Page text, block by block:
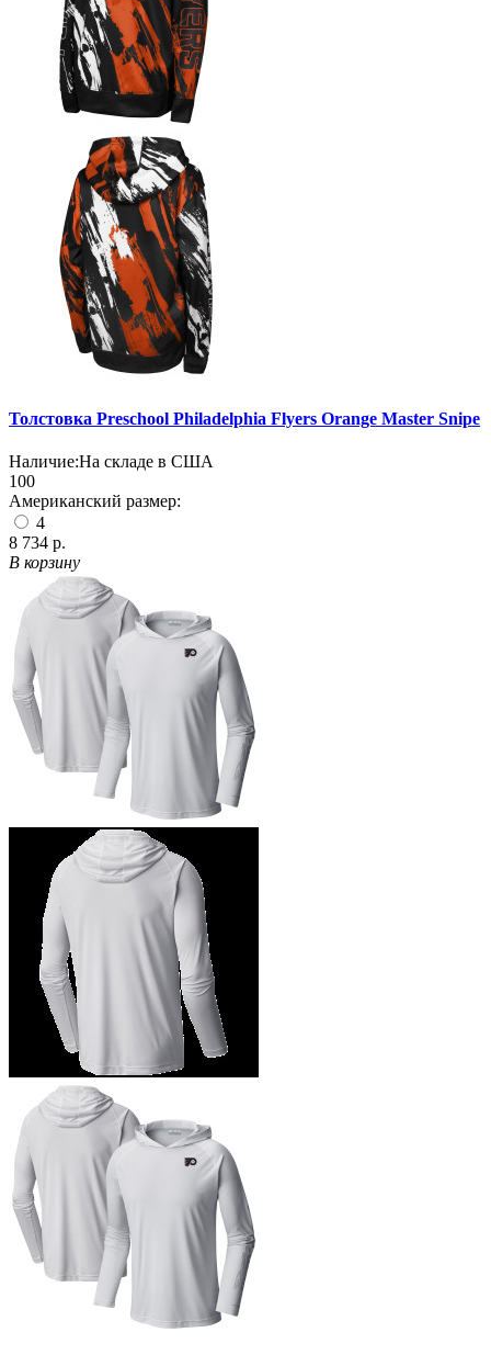
Толстовка Preschool Philadelphia Flyers Orange Master Snipe
Наличие:На складе в США
100
Американский размер:
4
8 734 р.
В корзину